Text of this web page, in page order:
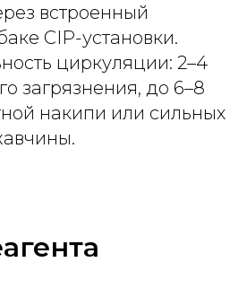
встроенный
CIP-установки.
циркуляции: 2–4
загрязнения, до 6–8
накипи или сильных